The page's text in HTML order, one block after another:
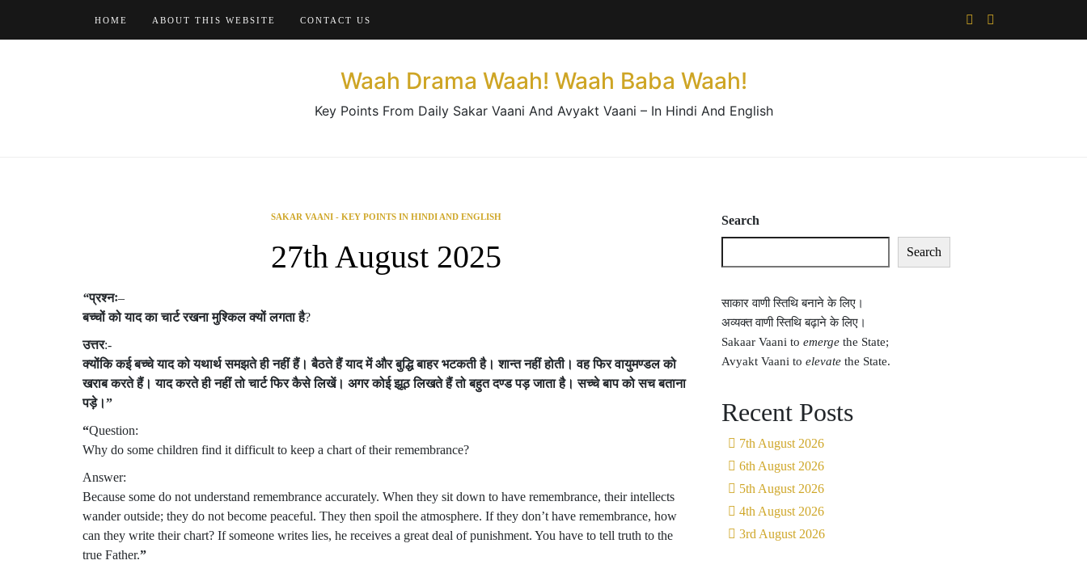
HOME ABOUT THIS WEBSITE CONTACT US
Waah Drama Waah! Waah Baba Waah!
Key Points From Daily Sakar Vaani And Avyakt Vaani – In Hindi And English
SAKAR VAANI - KEY POINTS IN HINDI AND ENGLISH
27th August 2025
“प्रश्नः–
बच्चों को याद का चार्ट रखना मुश्किल क्यों लगता है?
उत्तर:-
क्योंकि कई बच्चे याद को यथार्थ समझते ही नहीं हैं। बैठते हैं याद में और बुद्धि बाहर भटकती है। शान्त नहीं होती। वह फिर वायुमण्डल को
खराब करते हैं। याद करते ही नहीं तो चार्ट फिर कैसे लिखें। अगर कोई झूठ लिखते हैं तो बहुत दण्ड पड़ जाता है। सच्चे बाप को सच बताना
पड़े।”
“Question:
Why do some children find it difficult to keep a chart of their remembrance?
Answer:
Because some do not understand remembrance accurately. When they sit down to have remembrance, their intellects
wander outside; they do not become peaceful. They then spoil the atmosphere. If they don’t have remembrance, how
can they write their chart? If someone writes lies, he receives a great deal of punishment. You have to tell truth to the
true Father.”
Search
Search
साकार वाणी स्तिथि बनाने के लिए।
अव्यक्त वाणी स्तिथि बढ़ाने के लिए।
Sakaar Vaani to emerge the State;
Avyakt Vaani to elevate the State.
Recent Posts
7th August 2026
6th August 2026
5th August 2026
4th August 2026
3rd August 2026
×